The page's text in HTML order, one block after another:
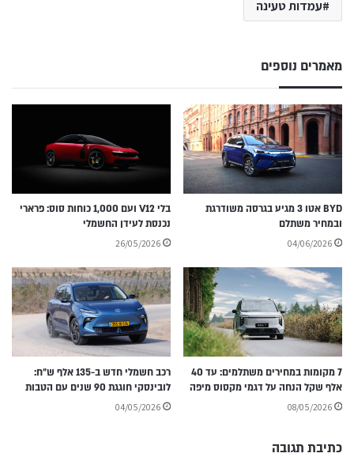
עמדות טעינה
מאמרים נוספים
BYD אטו 3 מגיע בגרסה משודרגת
ובמחיר משתלם
04/06/2026
בלי V12 ועם 1,000 כוחות סוס: פרארי
נכנסת לעידן החשמלי
26/05/2026
7 מקומות במחירים משתלמים: עד 40
אלף שקל הנחה על דגמי מקסוס מיפה
08/05/2026
רכב חשמלי חדש ב-135 אלף ש״ח:
לובינסקי חוגגת 90 שנים עם הטבות
04/05/2026
כתיבת תגובה